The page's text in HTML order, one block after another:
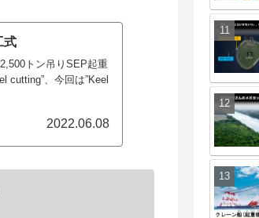
式
トン吊りSEP起重
cutting”、今回は”Keel
2022.06.08